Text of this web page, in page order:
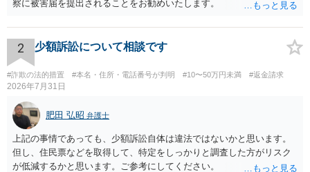
察に被害届を提出されることをお勧めいたします。
2 少額訴訟について相談です
#詐欺の法的措置 #本名・住所・電話番号が判明 #10〜50万円未満 #返金請求
2026年7月31日
肥田 弘昭 弁護士
上記の事情であっても、少額訴訟自体は違法ではないかと思います。
但し、住民票などを取得して、特定をしっかりと調査した方がリスク
が低減するかと思います。ご参考にしてください。